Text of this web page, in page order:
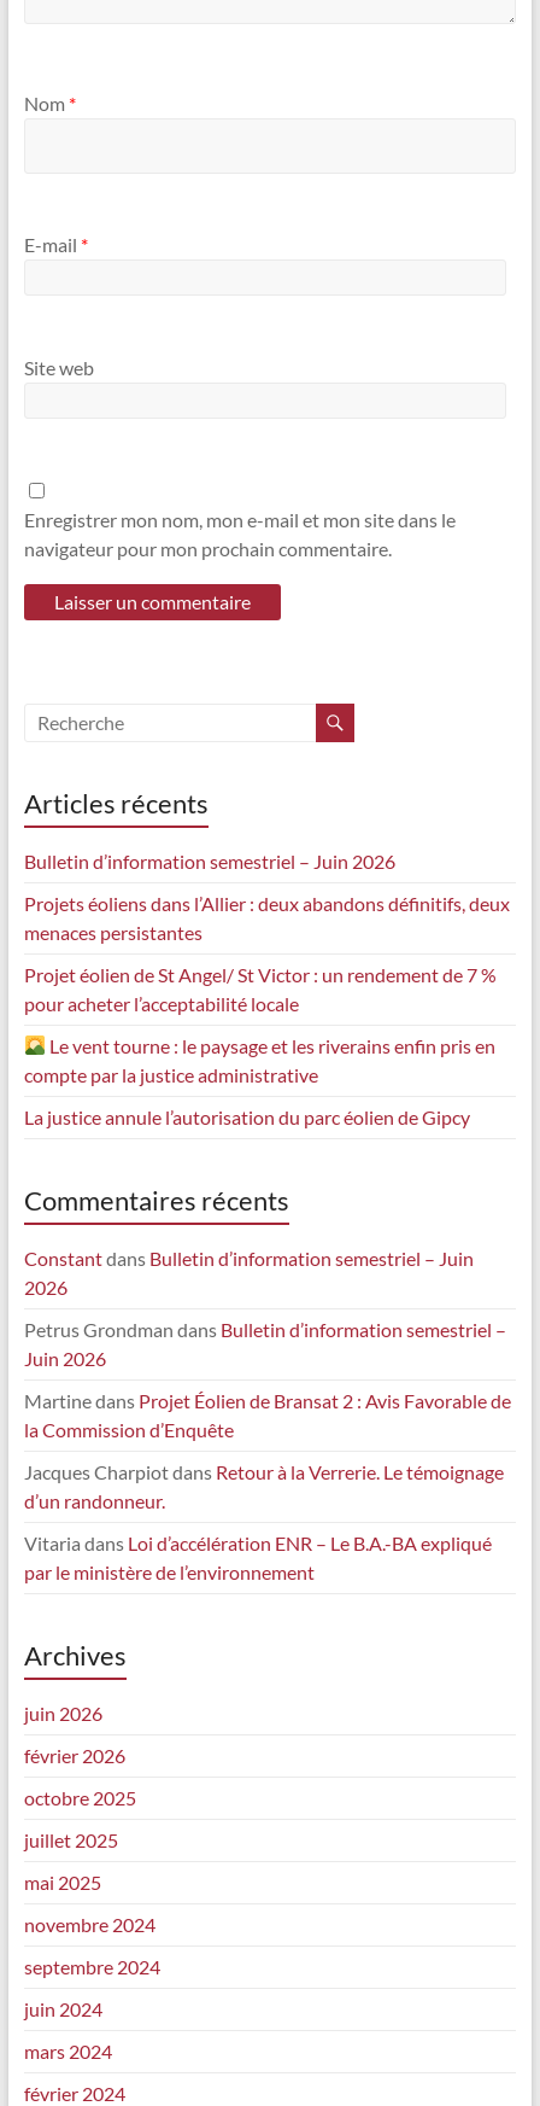
Nom *
E-mail *
Site web
Enregistrer mon nom, mon e-mail et mon site dans le
navigateur pour mon prochain commentaire.
Articles récents
Bulletin d’information semestriel – Juin 2026
Projets éoliens dans l’Allier : deux abandons définitifs, deux
menaces persistantes
Projet éolien de St Angel/ St Victor : un rendement de 7 %
pour acheter l’acceptabilité locale
Le vent tourne : le paysage et les riverains enfin pris en
compte par la justice administrative
La justice annule l’autorisation du parc éolien de Gipcy
Commentaires récents
Constantdans Bulletin d’information semestriel – Juin
2026
Petrus Grondman dans Bulletin d’information semestriel –
Juin 2026
Martinedans Projet Éolien de Bransat 2 : Avis Favorable de
la Commission d’Enquête
Jacques Charpiotdans Retour à la Verrerie. Le témoignage
d’un randonneur.
Vitaria dans Loi d’accélération ENR – Le B.A.-BA expliqué
par le ministère de l’environnement
Archives
juin 2026
février 2026
octobre 2025
juillet 2025
mai 2025
novembre 2024
septembre 2024
juin 2024
mars 2024
février 2024